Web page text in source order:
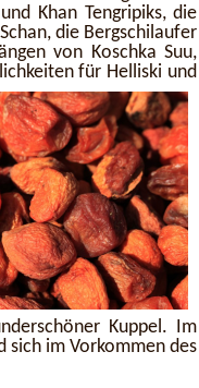
Khan Tengripiks, die
die Bergschilaufer
von Koschka Suu,
für Helliski und
Kuppel. Im
sich im Vorkommen des